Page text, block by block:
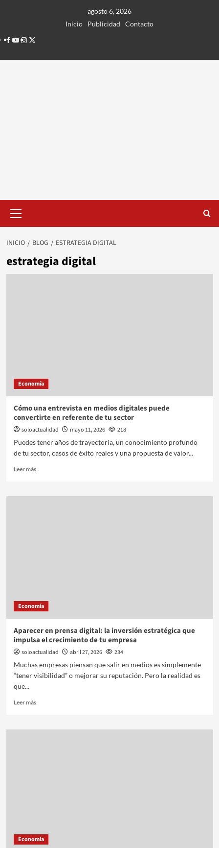
agosto 6, 2026
Inicio
Publicidad
Contacto
Facebook
Youtube
Instagram
Twitter
principal
INICIO BLOG ESTRATEGIA DIGITAL
estrategia digital
Economía
Cómo una entrevista en medios digitales puede
convertirte en referente de tu sector
soloactualidad mayo 11, 2026
218
Puedes tener años de trayectoria, un conocimiento profundo
de tu sector, casos de éxito reales y una propuesta de valor...
Leer más
Economía
Aparecer en prensa digital: la inversión estratégica que
impulsa el crecimiento de tu empresa
soloactualidad abril 27, 2026
234
Muchas empresas piensan que salir en medios es simplemente
“tener visibilidad” o mejorar su reputación. Pero la realidad es
que...
Leer más
Economía